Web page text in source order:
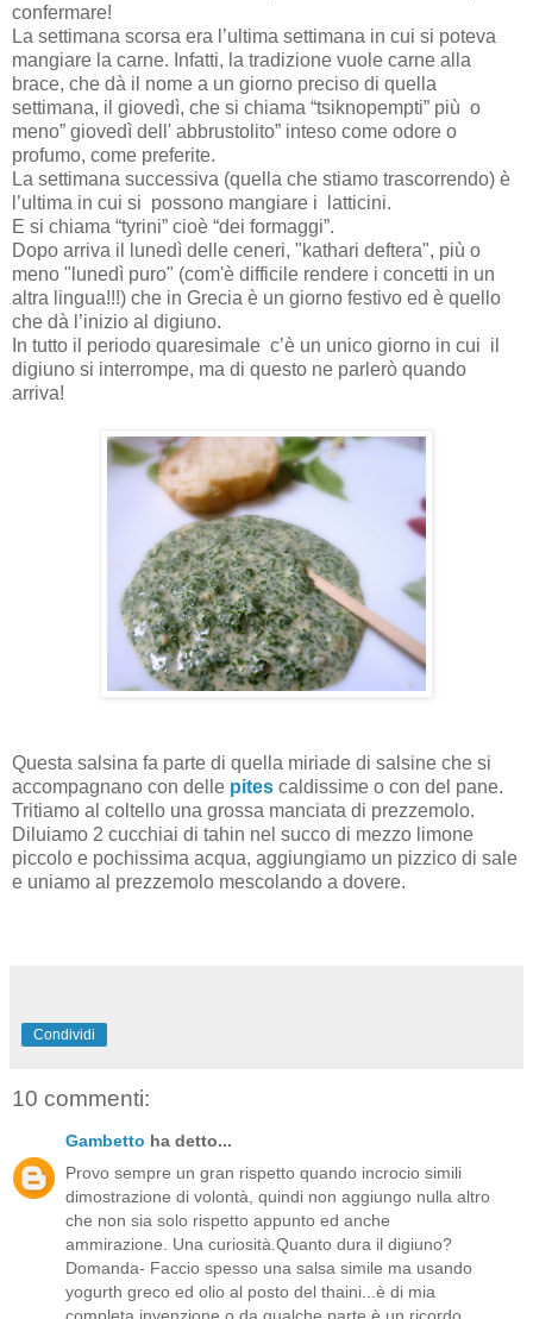
confermare!
La settimana scorsa era l’ultima settimana in cui si poteva
mangiare la carne. Infatti, la tradizione vuole carne alla
brace, che dà il nome a un giorno preciso di quella
settimana, il giovedì, che si chiama “tsiknopempti” più o
meno” giovedì dell' abbrustolito” inteso come odore o
profumo, come preferite.
La settimana successiva (quella che stiamo trascorrendo) è
l’ultima in cui si possono mangiare i
latticini.
E si chiama “tyrini” cioè “dei formaggi”.
Dopo arriva il lunedì delle ceneri, "kathari deftera", più o
meno "lunedì puro" (com'è difficile rendere i concetti in un
altra lingua!!!) che in Grecia è un giorno festivo ed è quello
che dà l’inizio al digiuno.
In tutto il periodo quaresimale c’è un unico giorno in cui il
digiuno si interrompe, ma di questo ne parlerò quando
arriva!
Questa salsina fa parte di quella miriade di salsine che si
accompagnano con delle pites caldissime o con del pane.
Tritiamo al coltello una grossa manciata di prezzemolo.
Diluiamo 2 cucchiai di tahin nel succo di mezzo limone
piccolo e pochissima acqua, aggiungiamo un pizzico di sale
e uniamo al prezzemolo mescolando a dovere.
Condividi
10 commenti:
Gambetto ha detto...
Provo sempre un gran rispetto quando incrocio simili
dimostrazione di volontà, quindi non aggiungo nulla altro
che non sia solo rispetto appunto ed anche
ammirazione. Una curiosità.Quanto dura il digiuno?
Domanda- Faccio spesso una salsa simile ma usando
yogurth greco ed olio al posto del thaini...è di mia